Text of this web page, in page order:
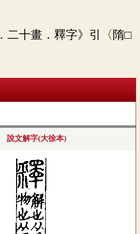
．二十畫．釋字》引〈隋□
說文解字(大徐本)